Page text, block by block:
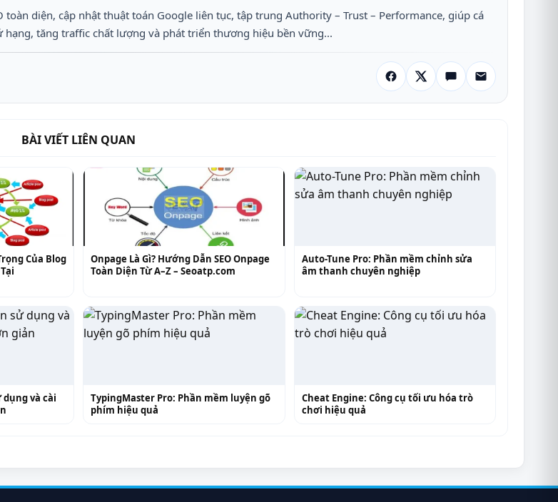
toàn diện, cập nhật thuật toán Google liên tục, tập trung Authority – Trust – Performance, giúp cá
tăng traffic chất lượng và phát triển thương hiệu bền vững...
BÀI VIẾT LIÊN QUAN
Của Blog
Onpage Là Gì? Hướng Dẫn SEO Onpage
Toàn Diện Từ A–Z – Seoatp.com
Auto-Tune Pro: Phần mềm chỉnh sửa
âm thanh chuyên nghiệp
và cài
TypingMaster Pro: Phần mềm luyện gõ
phím hiệu quả
Cheat Engine: Công cụ tối ưu hóa trò
chơi hiệu quả